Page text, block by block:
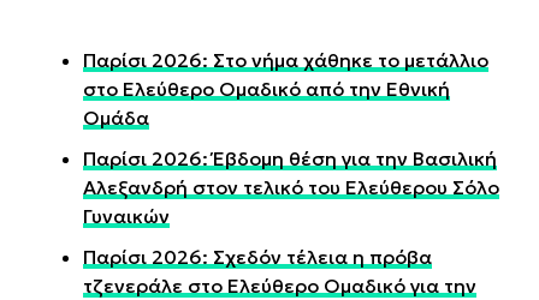
Παρίσι 2026: Στο νήμα χάθηκε το μετάλλιο
στο Ελεύθερο Ομαδικό από την Εθνική
Ομάδα
Παρίσι 2026: Έβδομη θέση για την Βασιλική
Αλεξανδρή στον τελικό του Ελεύθερου Σόλο
Γυναικών
Παρίσι 2026: Σχεδόν τέλεια η πρόβα
τζενεράλε στο Ελεύθερο Ομαδικό για την